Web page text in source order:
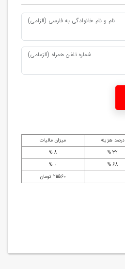
نام و نام خانوادگی به فارسی (الزامی)
شماره تلفن همراه (الزمامی)
درصد هزینه
میزان مالیات
32 %
8 %
68 %
0 %
211560 تومان